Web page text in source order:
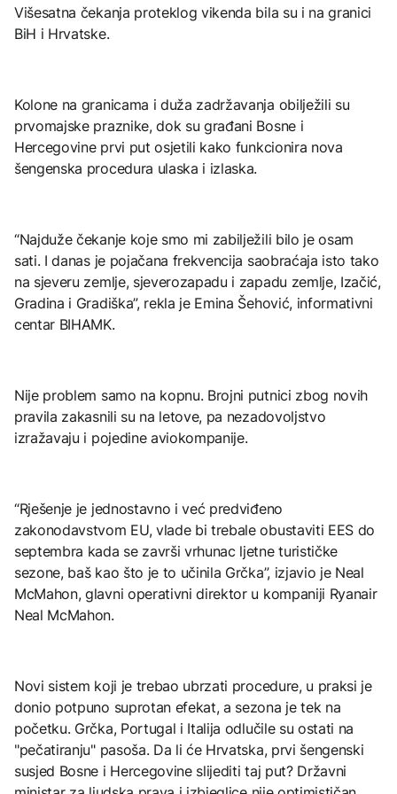
Višesatna čekanja proteklog vikenda bila su i na granici
BiH i Hrvatske.
Kolone na granicama i duža zadržavanja obilježili su
prvomajske praznike, dok su građani Bosne i
Hercegovine prvi put osjetili kako funkcionira nova
šengenska procedura ulaska i izlaska.
“Najduže čekanje koje smo mi zabilježili bilo je osam
sati. I danas je pojačana frekvencija saobraćaja isto tako
na sjeveru zemlje, sjeverozapadu i zapadu zemlje, Izačić,
Gradina i Gradiška”, rekla je Emina Šehović, informativni
centar BIHAMK.
Nije problem samo na kopnu. Brojni putnici zbog novih
pravila zakasnili su na letove, pa nezadovoljstvo
izražavaju i pojedine aviokompanije.
“Rješenje je jednostavno i već predviđeno
zakonodavstvom EU, vlade bi trebale obustaviti EES do
septembra kada se završi vrhunac ljetne turističke
sezone, baš kao što je to učinila Grčka”, izjavio je Neal
McMahon, glavni operativni direktor u kompaniji Ryanair
Neal McMahon.
Novi sistem koji je trebao ubrzati procedure, u praksi je
donio potpuno suprotan efekat, a sezona je tek na
početku. Grčka, Portugal i Italija odlučile su ostati na
"pečatiranju" pasoša. Da li će Hrvatska, prvi šengenski
susjed Bosne i Hercegovine slijediti taj put? Državni